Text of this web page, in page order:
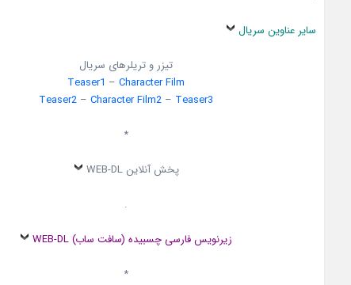
سایر عناوین سریال
تیزر و تریلرهای سریال
Teaser1 – Character Film
Teaser2 – Character Film2 – Teaser3
*
پخش آنلاین WEB-DL
.
زیرنویس فارسی چسبیده (سافت ساب) WEB-DL
*